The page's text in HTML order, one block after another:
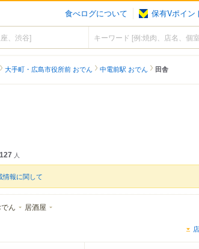
食べログについて 保有Vポイン
大手町・広島市役所前 おでん 中電前駅 おでん 田舎
127 人
情報に関して
ん 居酒屋